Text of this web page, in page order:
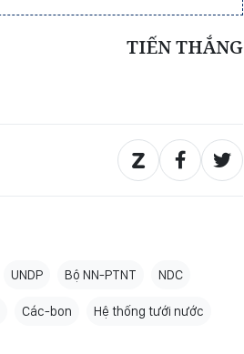
TIẾN THẮNG
UNDP Bộ NN-PTNT NDC
Các-bon Hệ thống tưới nước